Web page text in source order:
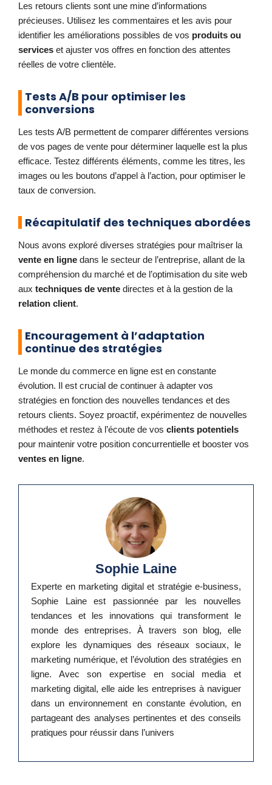
Les retours clients sont une mine d’informations
précieuses. Utilisez les commentaires et les avis pour
identifier les améliorations possibles de vos produits ou
services et ajuster vos offres en fonction des attentes
réelles de votre clientèle.
Tests A/B pour optimiser les
conversions
Les tests A/B permettent de comparer différentes versions
de vos pages de vente pour déterminer laquelle est la plus
efficace. Testez différents éléments, comme les titres, les
images ou les boutons d’appel à l’action, pour optimiser le
taux de conversion.
Récapitulatif des techniques abordées
Nous avons exploré diverses stratégies pour maîtriser la
vente en ligne dans le secteur de l’entreprise, allant de la
compréhension du marché et de l’optimisation du site web
aux techniques de vente directes et à la gestion de la
relation client.
Encouragement à l’adaptation
continue des stratégies
Le monde du commerce en ligne est en constante
évolution. Il est crucial de continuer à adapter vos
stratégies en fonction des nouvelles tendances et des
retours clients. Soyez proactif, expérimentez de nouvelles
méthodes et restez à l’écoute de vos clients potentiels
pour maintenir votre position concurrentielle et booster vos
ventes en ligne.
Sophie Laine
Experte en marketing digital et stratégie e-business,
Sophie Laine est passionnée par les nouvelles
tendances et les innovations qui transforment le
monde des entreprises. À travers son blog, elle
explore les dynamiques des réseaux sociaux, le
marketing numérique, et l’évolution des stratégies en
ligne. Avec son expertise en social media et
marketing digital, elle aide les entreprises à naviguer
dans un environnement en constante évolution, en
partageant des analyses pertinentes et des conseils
pratiques pour réussir dans l’univers